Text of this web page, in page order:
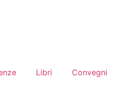
Libri Convegni